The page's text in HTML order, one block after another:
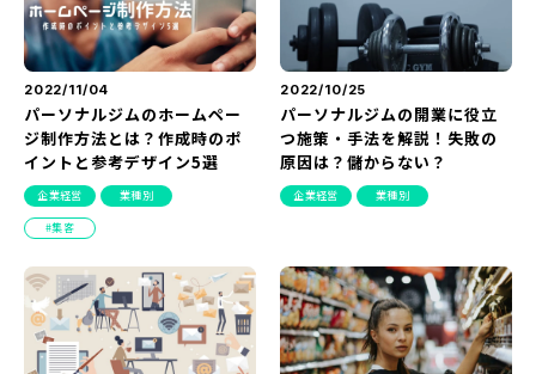
特定商取引法に基づく表記
プライバシーポリシー
運営会社
2022/11/04
パーソナルジムのホームペー
ジ制作方法とは？作成時のポ
イントと参考デザイン5選
企業経営 業種別
集客
2022/10/25
パーソナルジムの開業に役立
つ施策・手法を解説！失敗の
原因は？儲からない？
企業経営 業種別